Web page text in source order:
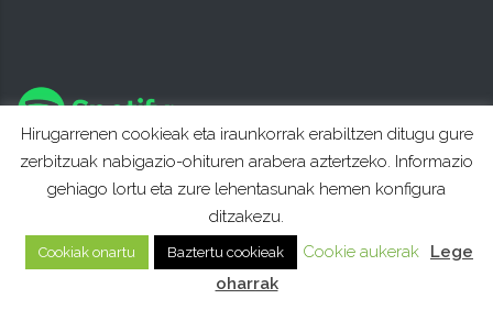
Hirugarrenen cookieak eta iraunkorrak erabiltzen ditugu gure
zerbitzuak nabigazio-ohituren arabera aztertzeko. Informazio
gehiago lortu eta zure lehentasunak hemen konfigura
ditzakezu.
Cookiak onartu Baztertu cookieak Cookie aukerak
Lege
oharrak